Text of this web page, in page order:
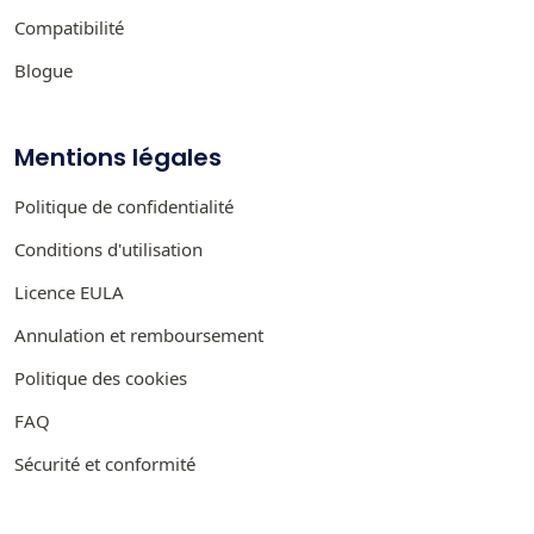
Compatibilité
Blogue
Mentions légales
Politique de confidentialité
Conditions d'utilisation
Licence EULA
Annulation et remboursement
Politique des cookies
FAQ
Sécurité et conformité